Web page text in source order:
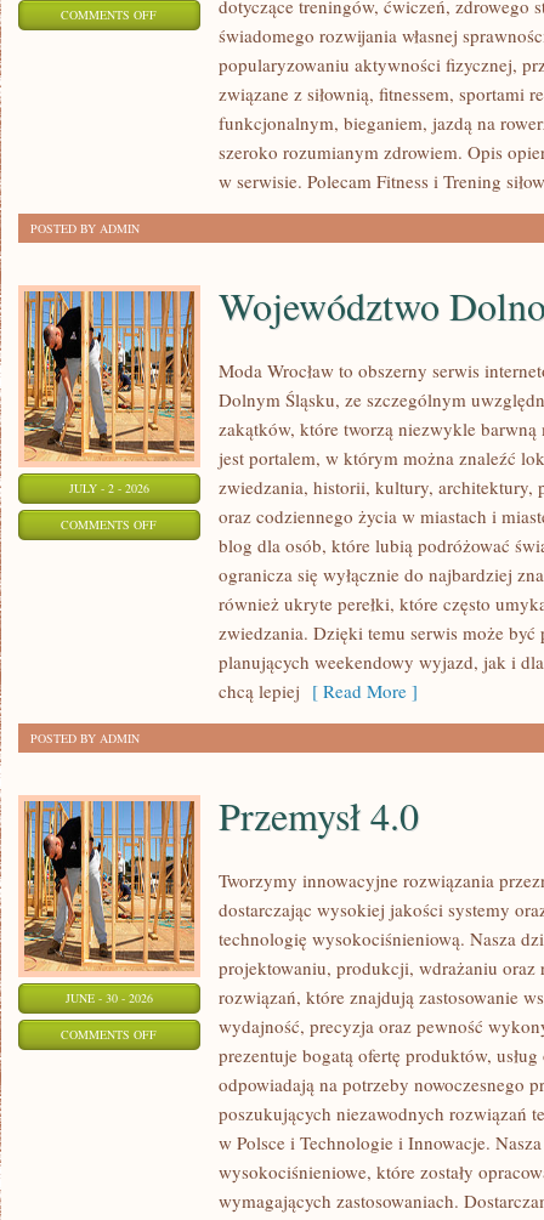
COMMENTS OFFON
WYTRZYMAŁOŚĆ
dotyczące treningów, ćwiczeń, zdrowego
świadomego rozwijania własnej
popularyzowaniu aktywności fizycznej,
związane z siłownią, fitnessem, sportami
funkcjonalnym, bieganiem, jazdą na
szeroko rozumianym zdrowiem. Opis
w serwisie. Polecam Fitness i Trening
POSTED BY ADMIN
JULY - 2 - 2026
COMMENTS OFFON
WOJEWÓDZTWO
DOLNOŚLĄSKIE
Województwo
Moda Wrocław to obszerny serwis
Dolnym Śląsku, ze szczególnym
zakątków, które tworzą niezwykle barwną
jest portalem, w którym można znaleźć
zwiedzania, historii, kultury, architektury,
oraz codziennego życia w miastach i
blog dla osób, które lubią podróżować
ogranicza się wyłącznie do najbardziej
również ukryte perełki, które często
zwiedzania. Dzięki temu serwis może
planujących weekendowy wyjazd, jak i
chcą lepiej [ Read More ]
POSTED BY ADMIN
JUNE - 30 - 2026
COMMENTS OFFON
PRZEMYSŁ
Przemysł 4.0
Tworzymy innowacyjne rozwiązania
dostarczając wysokiej jakości systemy
technologię wysokociśnieniową. Nasza
projektowaniu, produkcji, wdrażaniu oraz
rozwiązań, które znajdują zastosowanie
wydajność, precyzja oraz pewność
prezentuje bogatą ofertę produktów,
odpowiadają na potrzeby nowoczesnego
poszukujących niezawodnych rozwiązań
w Polsce i Technologie i Innowacje.
wysokociśnieniowe, które zostały
wymagających zastosowaniach.